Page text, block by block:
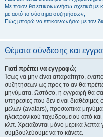
Με ποιον θα επικοινωνήσω σχετικά με
με αυτό το σύστημα συζητήσεων;
Πώς μπορώ να επικοινωνήσω με τον
Θέματα σύνδεσης και
Γιατί πρέπει να εγγραφώ;
Ίσως να μην είναι απαραίτητο,
συζητήσεων ως προς το αν θα
μηνύματα. Ωστόσο, η εγγραφή θα
υπηρεσίες που δεν είναι
μελών (avatars), προσωπικά
ηλεκτρονικού ταχυδρομείου από
κλπ. Χρειάζονται μόνο μερικά
συμβουλεύουμε να το κάνετε.